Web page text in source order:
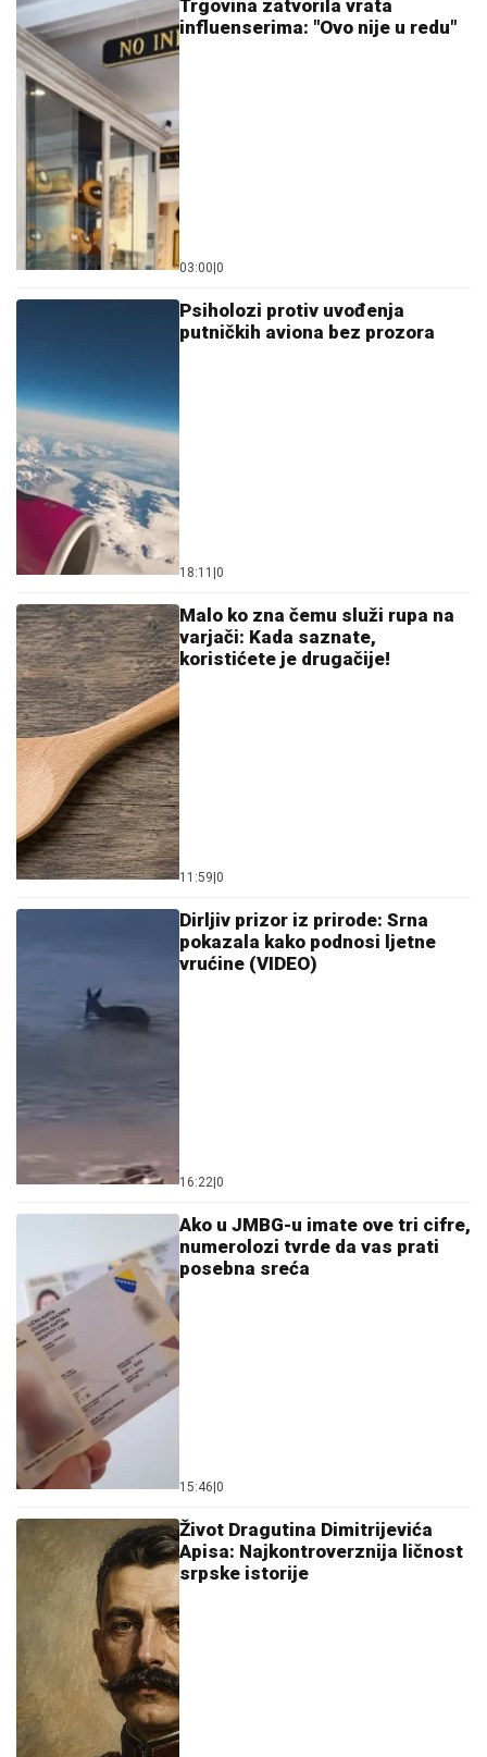
Trgovina zatvorila vrata
influenserima: "Ovo nije u redu"
03:00 0
Psiholozi protiv uvođenja
putničkih aviona bez prozora
18:11 0
Malo ko zna čemu služi rupa na
varjači: Kada saznate,
koristićete je drugačije!
11:59 0
Dirljiv prizor iz prirode: Srna
pokazala kako podnosi ljetne
vrućine (VIDEO)
16:22 0
Ako u JMBG-u imate ove tri cifre,
numerolozi tvrde da vas prati
posebna sreća
15:46 0
Život Dragutina Dimitrijevića
Apisa: Najkontroverznija ličnost
srpske istorije